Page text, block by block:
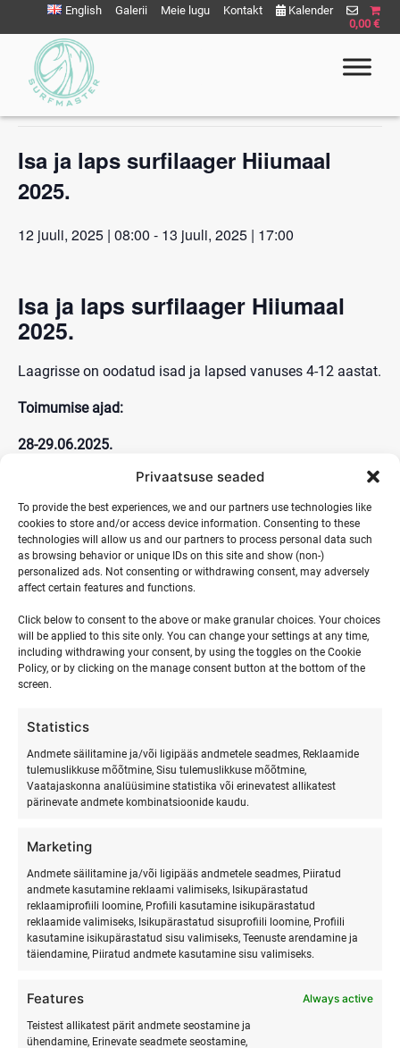
Privaatsuse seaded
To provide the best experiences, we and our partners use technologies like
cookies to store and/or access device information. Consenting to these
technologies will allow us and our partners to process personal data such
as browsing behavior or unique IDs on this site and show (non-)
personalized ads. Not consenting or withdrawing consent, may adversely
affect certain features and functions.
Click below to consent to the above or make granular choices. Your choices
will be applied to this site only. You can change your settings at any time,
including withdrawing your consent, by using the toggles on the Cookie
Policy, or by clicking on the manage consent button at the bottom of the
screen.
Statistics
Andmete säilitamine ja/või ligipääs andmetele seadmes, Reklaamide
tulemuslikkuse mõõtmine, Sisu tulemuslikkuse mõõtmine,
Vaatajaskonna analüüsimine statistika või erinevatest allikatest
pärinevate andmete kombinatsioonide kaudu.
Marketing
Andmete säilitamine ja/või ligipääs andmetele seadmes, Piiratud
andmete kasutamine reklaami valimiseks, Isikupärastatud
reklaamiprofiili loomine, Profiili kasutamine isikupärastatud
reklaamide valimiseks, Isikupärastatud sisuprofiili loomine, Profiili
kasutamine isikupärastatud sisu valimiseks, Teenuste arendamine ja
täiendamine, Piiratud andmete kasutamine sisu valimiseks.
Features Always active
Teistest allikatest pärit andmete seostamine ja
ühendamine, Erinevate seadmete seostamine,
sisu
juurde
English Galerii Meie lugu Kontakt
Kalender
0,00 €
« All Events
This event has passed.
Isa ja laps surfilaager Hiiumaal
2025.
12 juuli, 2025 | 08:00 - 13 juuli, 2025 | 17:00
Isa ja laps surfilaager Hiiumaal
2025.
Laagrisse on oodatud isad ja lapsed vanuses 4-12 aastat.
Toimumise ajad:
28-29.06.2025.
16-17.08.2025
DETAILS
Start:
12 juuli, 2025 | 08:00
End:
Event Category:
Muud üritused
Website:
https://surfmaster.ee/isa-ja-laps-surfilaager-hiiumaal/
Surfi- ja looduslaager lastele
Hiiumaal 2025.
Noorte surfi- ja looduslaager
Hiiumaal 2025.